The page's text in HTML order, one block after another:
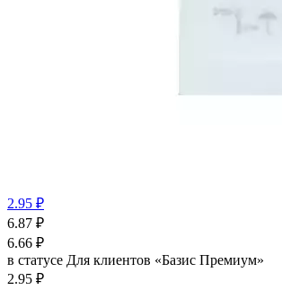
2.95 ₽
6.87 ₽
6.66 ₽
в статусе Для клиентов «Базис Премиум»
2.95 ₽